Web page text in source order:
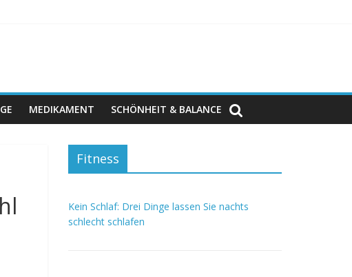
MEDIKAMENT SCHÖNHEIT & BALANCE
Fitness
Kein Schlaf: Drei Dinge lassen Sie nachts
schlecht schlafen